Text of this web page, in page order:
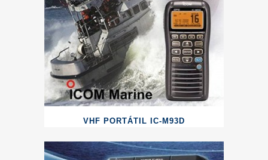
VHF PORTÁTIL IC-M93D